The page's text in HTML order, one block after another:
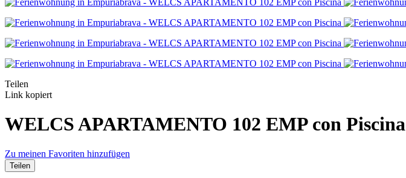
Teilen
Link kopiert
WELCS APARTAMENTO 102 EMP con Piscina
Zu meinen Favoriten hinzufügen
Teilen